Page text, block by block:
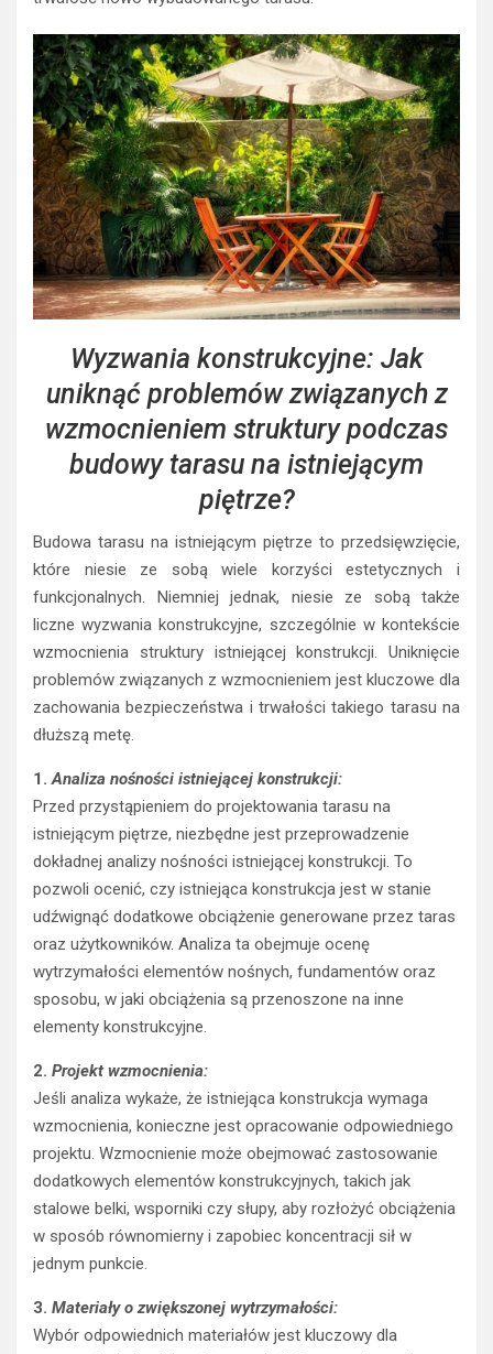
Wyzwania konstrukcyjne: Jak
uniknąć problemów związanych z
wzmocnieniem struktury podczas
budowy tarasu na istniejącym
piętrze?
Budowa tarasu na istniejącym piętrze to przedsięwzięcie,
które niesie ze sobą wiele korzyści estetycznych i
funkcjonalnych. Niemniej jednak, niesie ze sobą także
liczne wyzwania konstrukcyjne, szczególnie w kontekście
wzmocnienia struktury istniejącej konstrukcji. Uniknięcie
problemów związanych z wzmocnieniem jest kluczowe dla
zachowania bezpieczeństwa i trwałości takiego tarasu na
dłuższą metę.
1.Analiza nośności istniejącej konstrukcji:
Przed przystąpieniem do projektowania tarasu na
istniejącym piętrze, niezbędne jest przeprowadzenie
dokładnej analizy nośności istniejącej konstrukcji. To
pozwoli ocenić, czy istniejąca konstrukcja jest w stanie
udźwignąć dodatkowe obciążenie generowane przez taras
oraz użytkowników. Analiza ta obejmuje ocenę
wytrzymałości elementów nośnych, fundamentów oraz
sposobu, w jaki obciążenia są przenoszone na inne
elementy konstrukcyjne.
2. Projekt wzmocnienia:
Jeśli analiza wykaże, że istniejąca konstrukcja wymaga
wzmocnienia, konieczne jest opracowanie odpowiedniego
projektu. Wzmocnienie może obejmować zastosowanie
dodatkowych elementów konstrukcyjnych, takich jak
stalowe belki, wsporniki czy słupy, aby rozłożyć obciążenia
w sposób równomierny i zapobiec koncentracji sił w
jednym punkcie.
3. Materiały o zwiększonej wytrzymałości:
Wybór odpowiednich materiałów jest kluczowy dla